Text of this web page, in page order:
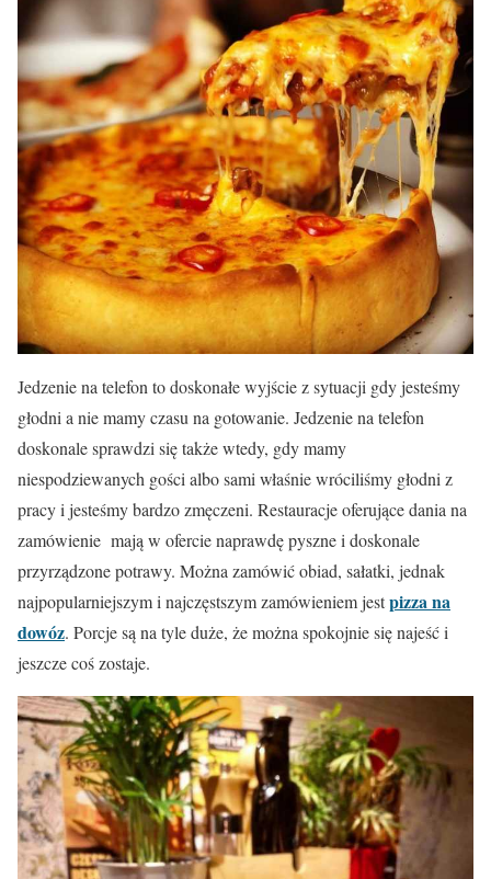
Jedzenie na telefon to doskonałe wyjście z sytuacji gdy jesteśmy
głodni a nie mamy czasu na gotowanie. Jedzenie na telefon
doskonale sprawdzi się także wtedy, gdy mamy
niespodziewanych gości albo sami właśnie wróciliśmy głodni z
pracy i jesteśmy bardzo zmęczeni. Restauracje oferujące dania na
zamówienie mają w ofercie naprawdę pyszne i doskonale
przyrządzone potrawy. Można zamówić obiad, sałatki, jednak
najpopularniejszym i najczęstszym zamówieniem jestpizza na
dowóz. Porcje są na tyle duże, że można spokojnie się najeść i
jeszcze coś zostaje.